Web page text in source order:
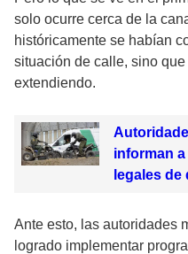
solo ocurre cerca de la
históricamente se habían
situación de calle, sino
extendiendo.
informan
legales
Ante esto, las autoridades
logrado implementar